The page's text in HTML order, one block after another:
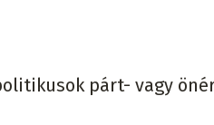
párt- vagy